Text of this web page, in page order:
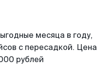
месяца в году,
с пересадкой. Цена
рублей